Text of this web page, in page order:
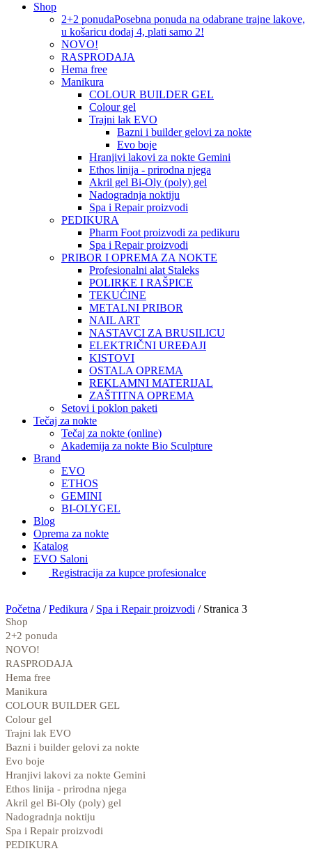
Shop
2+2 ponudaPosebna ponuda na odabrane trajne lakove,
u košaricu dodaj 4, plati samo 2!
NOVO!
RASPRODAJA
Hema free
Manikura
COLOUR BUILDER GEL
Colour gel
Trajni lak EVO
Bazni i builder gelovi za nokte
Evo boje
Hranjivi lakovi za nokte Gemini
Ethos linija - prirodna njega
Akril gel Bi-Oly (poly) gel
Nadogradnja noktiju
Spa i Repair proizvodi
PEDIKURA
Pharm Foot proizvodi za pedikuru
Spa i Repair proizvodi
PRIBOR I OPREMA ZA NOKTE
Profesionalni alat Staleks
POLIRKE I RAŠPICE
TEKUĆINE
METALNI PRIBOR
NAIL ART
NASTAVCI ZA BRUSILICU
ELEKTRIČNI UREĐAJI
KISTOVI
OSTALA OPREMA
REKLAMNI MATERIJAL
ZAŠTITNA OPREMA
Setovi i poklon paketi
Tečaj za nokte
Tečaj za nokte (online)
Akademija za nokte Bio Sculpture
Brand
EVO
ETHOS
GEMINI
BI-OLYGEL
Blog
Oprema za nokte
Katalog
EVO Saloni
Registracija za kupce profesionalce
Početna / Pedikura / Spa i Repair proizvodi /Stranica 3
Shop
2+2 ponuda
NOVO!
RASPRODAJA
Hema free
Manikura
COLOUR BUILDER GEL
Colour gel
Trajni lak EVO
Bazni i builder gelovi za nokte
Evo boje
Hranjivi lakovi za nokte Gemini
Ethos linija - prirodna njega
Akril gel Bi-Oly (poly) gel
Nadogradnja noktiju
Spa i Repair proizvodi
PEDIKURA